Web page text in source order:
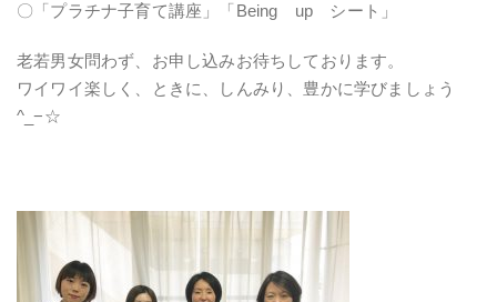
〇「プラチナ子育て講座」 「Being up シート」
老若男女問わず、お申し込みお待ちしております。
ワイワイ楽しく、ときに、しんみり、豊かに学びましょう
^_−☆